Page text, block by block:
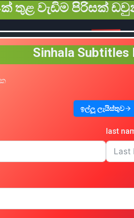
තුළ වැඩිම පිරිසක්
Sinhala Subtitles
ඉල්ලූ ලැයිස්තුව
last